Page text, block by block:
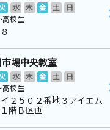
水 木 金 土
日
高校生
場中央教室
水 木 金 土
日
高校生
２５０２番地３アイエム
階Ｂ区画